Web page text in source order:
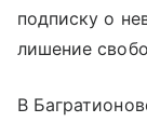
подписку о
лишение
В